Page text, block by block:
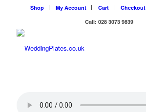
Shop My Account Cart Checkout
Call: 028 3073 9839